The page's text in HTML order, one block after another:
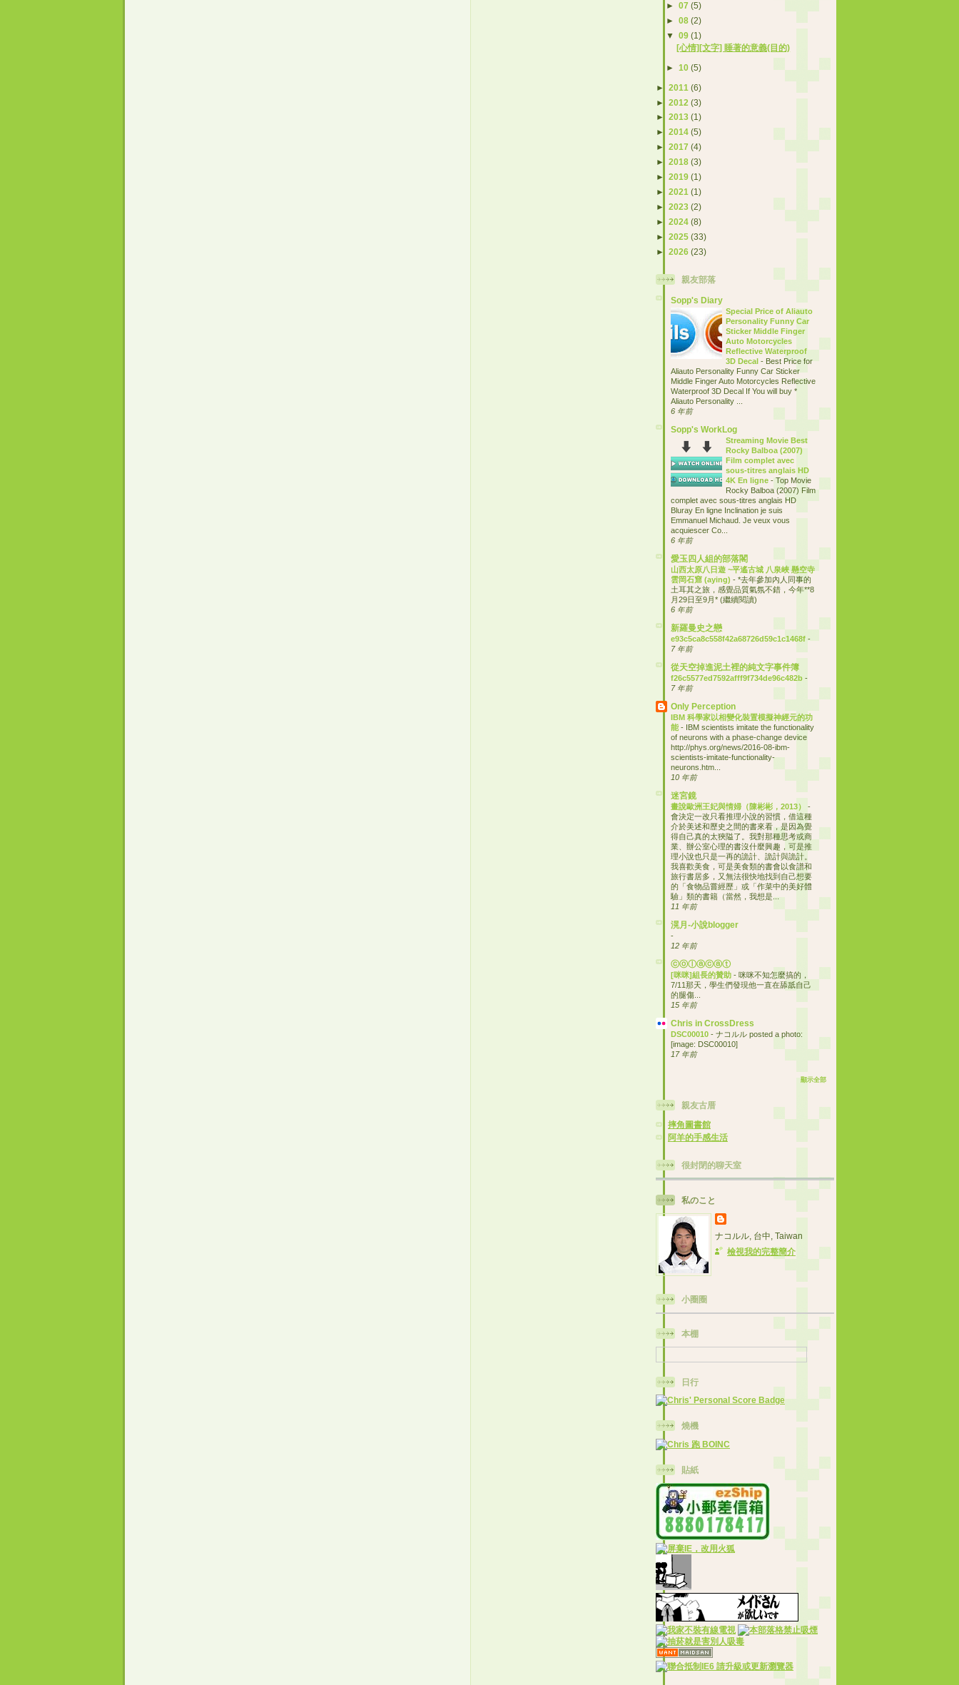
►07(5)
►08(2)
▼09(1)
[心情][文字] 睡著的意義(目的)
►10(5)
► 2011 (6)
► 2012 (3)
► 2013 (1)
► 2014 (5)
► 2017 (4)
► 2018 (3)
► 2019 (1)
► 2021 (1)
► 2023 (2)
► 2024 (8)
► 2025 (33)
► 2026 (23)
親友部落
Sopp's Diary
Special Price of Aliauto
Personality Funny Car
Sticker Middle Finger
Auto Motorcycles
Reflective Waterproof
3D Decal - Best Price for
Aliauto Personality Funny Car Sticker
Middle Finger Auto Motorcycles Reflective
Waterproof 3D Decal If You will buy *
Aliauto Personality ...
6 年前
Sopp's WorkLog
Streaming Movie Best
Rocky Balboa (2007)
Film complet avec
sous-titres anglais HD
4K En ligne - Top Movie
Rocky Balboa (2007) Film
complet avec sous-titres anglais HD
Bluray En ligne Inclination je suis
Emmanuel Michaud. Je veux vous
acquiescer Co...
6 年前
愛玉四人組的部落閣
山西太原八日遊 ~平遙古城 八泉峽 懸空寺
雲岡石窟 (aying) - *去年參加內人同事的
土耳其之旅，感覺品質氣氛不錯，今年**8
月29日至9月* (繼續閱讀)
6 年前
新羅曼史之戀
e93c5ca8c558f42a68726d59c1c1468f -
7 年前
從天空掉進泥土裡的純文字事件簿
f26c5577ed7592afff9f734de96c482b -
7 年前
Only Perception
IBM 科學家以相變化裝置模擬神經元的功
能 -
IBM scientists imitate the functionality
of neurons with a phase-change device
http://phys.org/news/2016-08-ibm-
scientists-imitate-functionality-
neurons.htm...
10 年前
迷宮鏡
畫說歐洲王妃與情婦（陳彬彬，2013） -
會決定一改只看推理小說的習慣，借這種
介於美述和歷史之間的書來看，是因為覺
得自己真的太狹隘了。我對那種思考或商
業、辦公室心理的書沒什麼興趣，可是推
理小說也只是一再的詭計、詭計與詭計。
我喜歡美食，可是美食類的書會以食譜和
旅行書居多，又無法很快地找到自己想要
的「食物品嘗經歷」或「作菜中的美好體
驗」類的書籍（當然，我想是...
11 年前
滉月-小說blogger
-
12 年前
ⓒⓞⓛⓐⓒⓐⓣ
[咪咪]組長的贊助 - 咪咪不知怎麼搞的，
7/11那天，學生們發現他一直在舔舐自己
的腿傷...
15 年前
Chris in CrossDress
DSC00010 - ナコルル posted a photo:
[image: DSC00010]
17 年前
顯示全部
親友古厝
摔角圖書館
阿羊的手感生活
很封閉的聊天室
私のこと
ナコルル, 台中, Taiwan
檢視我的完整簡介
小圈圈
本棚
日行
燒機
貼紙